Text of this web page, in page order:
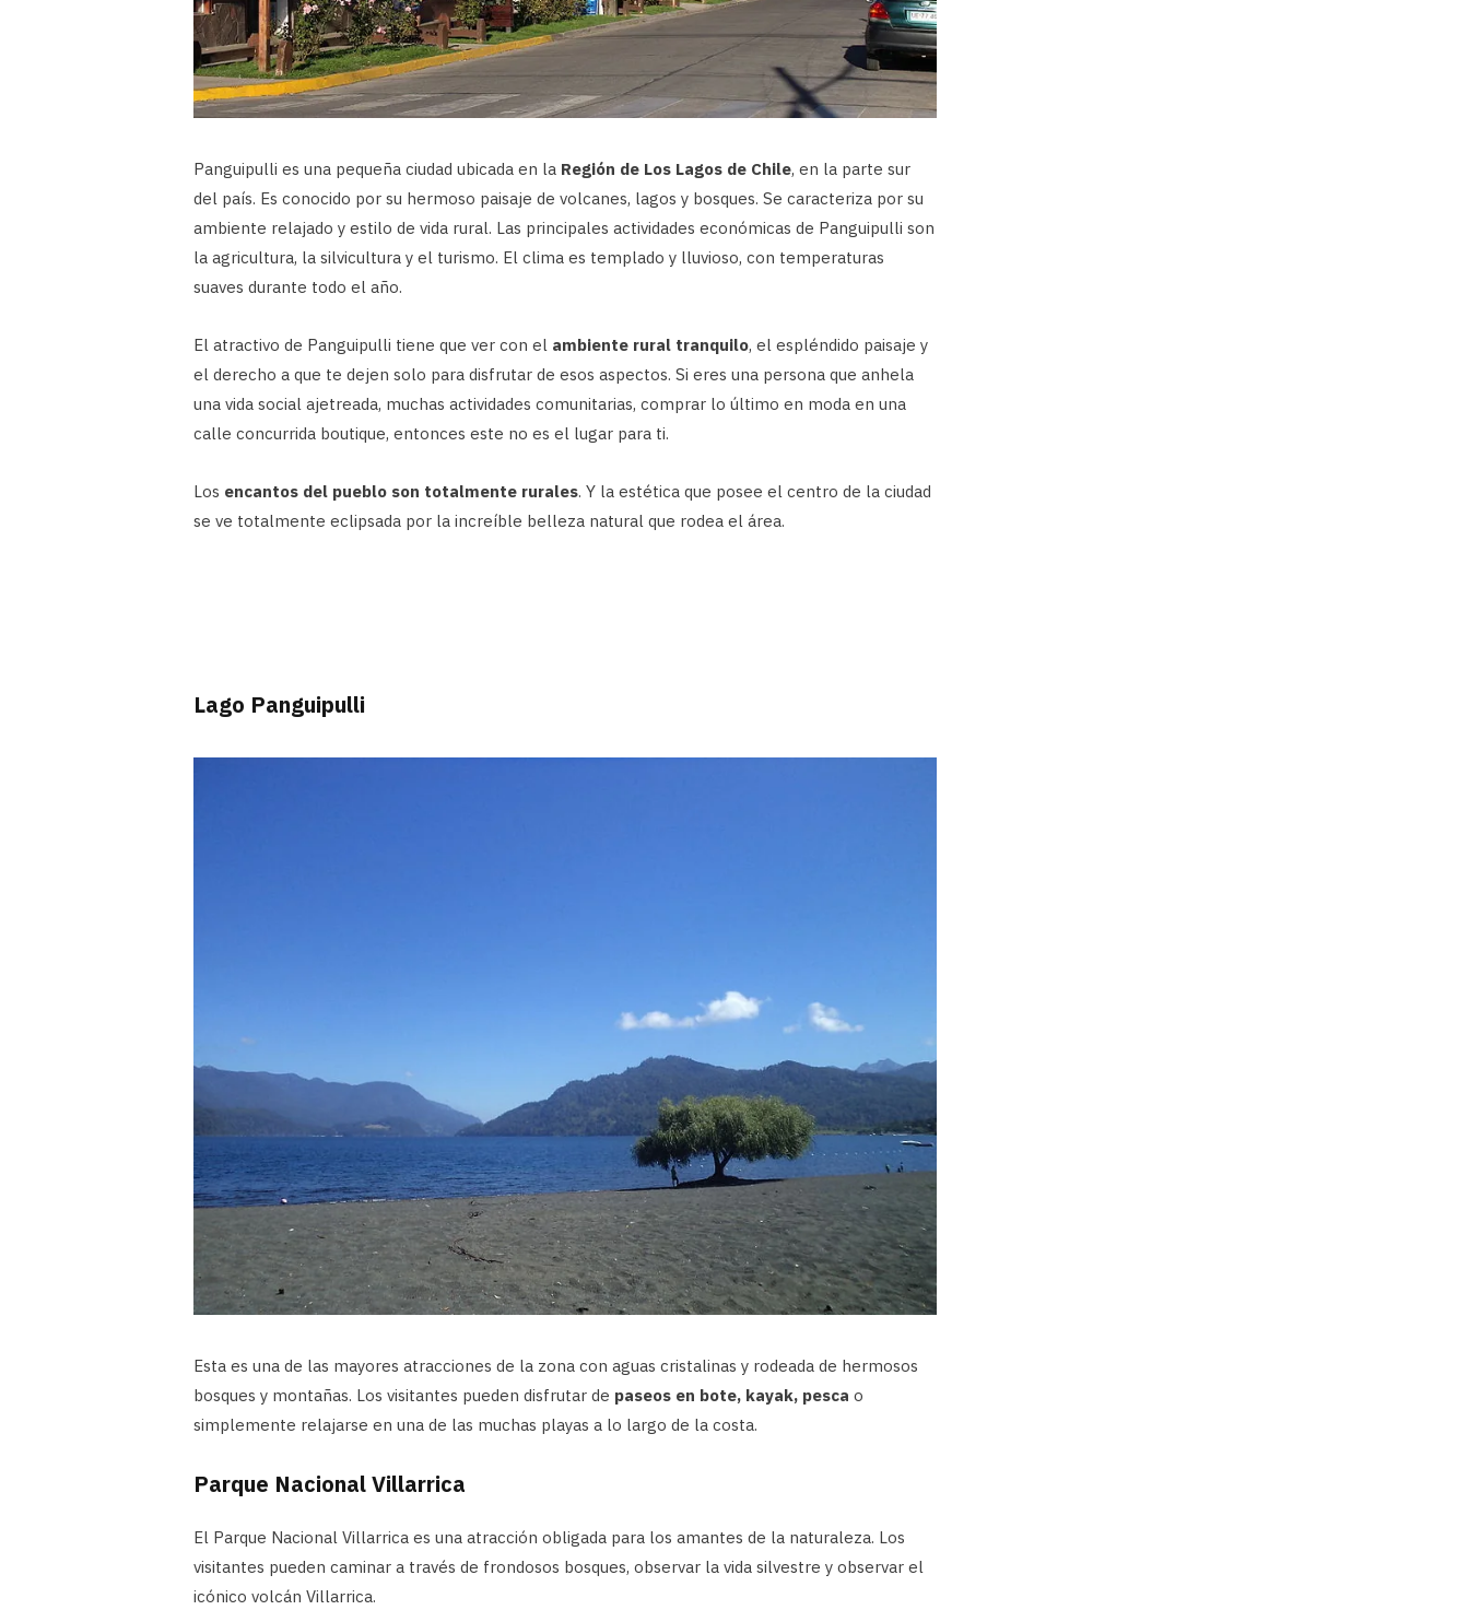
Panguipulli es una pequeña ciudad ubicada en la Región de Los Lagos de Chile, en la parte sur
del país. Es conocido por su hermoso paisaje de volcanes, lagos y bosques. Se caracteriza por su
ambiente relajado y estilo de vida rural. Las principales actividades económicas de Panguipulli son
la agricultura, la silvicultura y el turismo. El clima es templado y lluvioso, con temperaturas
suaves durante todo el año.
El atractivo de Panguipulli tiene que ver con el ambiente rural tranquilo, el espléndido paisaje y
el derecho a que te dejen solo para disfrutar de esos aspectos. Si eres una persona que anhela
una vida social ajetreada, muchas actividades comunitarias, comprar lo último en moda en una
calle concurrida boutique, entonces este no es el lugar para ti.
Los encantos del pueblo son totalmente rurales. Y la estética que posee el centro de la ciudad
se ve totalmente eclipsada por la increíble belleza natural que rodea el área.
Lago Panguipulli
Esta es una de las mayores atracciones de la zona con aguas cristalinas y rodeada de hermosos
bosques y montañas. Los visitantes pueden disfrutar de paseos en bote, kayak, pesca o
simplemente relajarse en una de las muchas playas a lo largo de la costa.
Parque Nacional Villarrica
El Parque Nacional Villarrica es una atracción obligada para los amantes de la naturaleza. Los
visitantes pueden caminar a través de frondosos bosques, observar la vida silvestre y observar el
icónico volcán Villarrica.